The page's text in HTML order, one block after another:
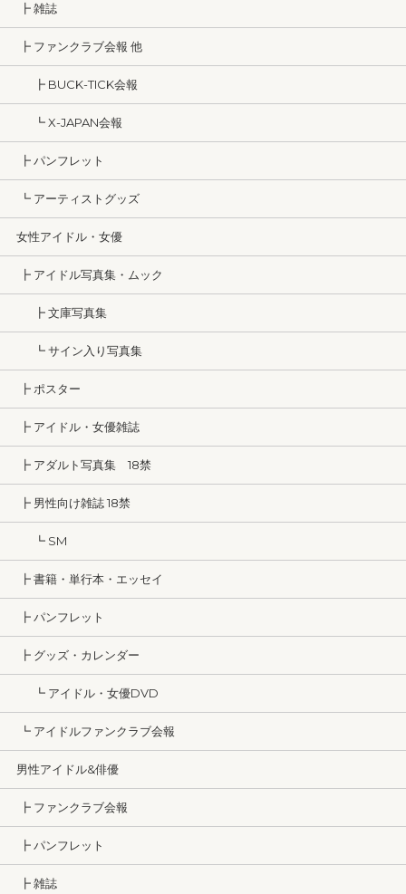
┣ 雑誌
┣ ファンクラブ会報 他
┣ BUCK-TICK会報
┗ X-JAPAN会報
┣ パンフレット
┗ アーティストグッズ
女性アイドル・女優
┣ アイドル写真集・ムック
┣ 文庫写真集
┗ サイン入り写真集
┣ ポスター
┣ アイドル・女優雑誌
┣ アダルト写真集 18禁
┣ 男性向け雑誌 18禁
┗ SM
┣ 書籍・単行本・エッセイ
┣ パンフレット
┣ グッズ・カレンダー
┗ アイドル・女優DVD
┗ アイドルファンクラブ会報
男性アイドル&俳優
┣ ファンクラブ会報
┣ パンフレット
┣ 雑誌